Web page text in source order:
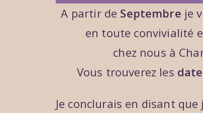
A partir de Septembre je
en toute convivialité
chez nous à
Vous trouverez les
Je conclurais en disant